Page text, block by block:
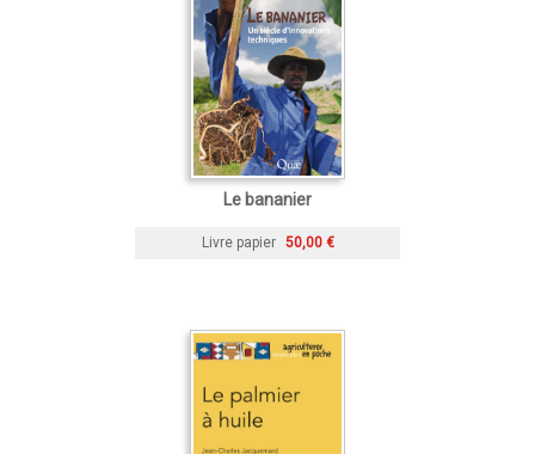
Le bananier
Livre papier 50,00 €